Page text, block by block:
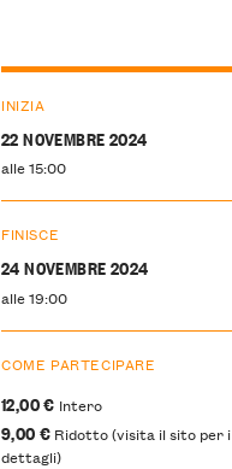
INIZIA
22 NOVEMBRE 2024
alle 15:00
FINISCE
24 NOVEMBRE 2024
alle 19:00
COME PARTECIPARE
12,00 € Intero
9,00 € Ridotto (visita il sito per i
dettagli)